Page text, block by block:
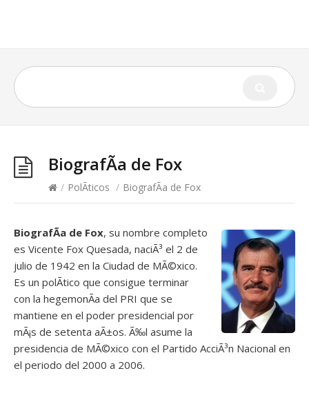
BiografÃ­a de Fox
/ PolÃ­ticos / BiografÃ­a de Fox
BiografÃ­a de Fox, su nombre completo
es Vicente Fox Quesada, naciÃ³ el 2 de
julio de 1942 en la Ciudad de MÃ©xico.
Es un polÃ­tico que consigue terminar
con la hegemonÃ­a del PRI que se
mantiene en el poder presidencial por
mÃ¡s de setenta aÃ±os. Ã‰l asume la
presidencia de MÃ©xico con el Partido AcciÃ³n Nacional en
el periodo del 2000 a 2006.